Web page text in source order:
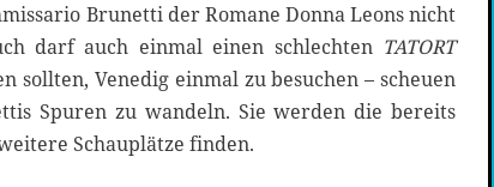
Brunetti der Romane Donna Leons nicht
darf auch einmal einen schlechten TATORT
sollten, Venedig einmal zu besuchen – scheuen
Spuren zu wandeln. Sie werden die bereits
Schauplätze finden.